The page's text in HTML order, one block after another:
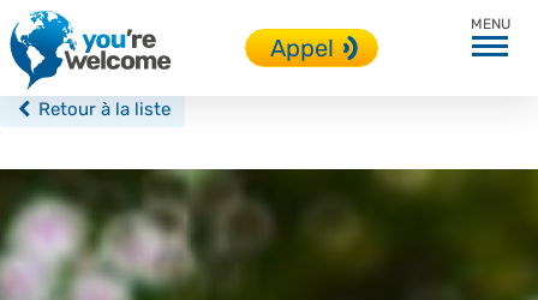
Appel
Angleterre
Retour à la liste